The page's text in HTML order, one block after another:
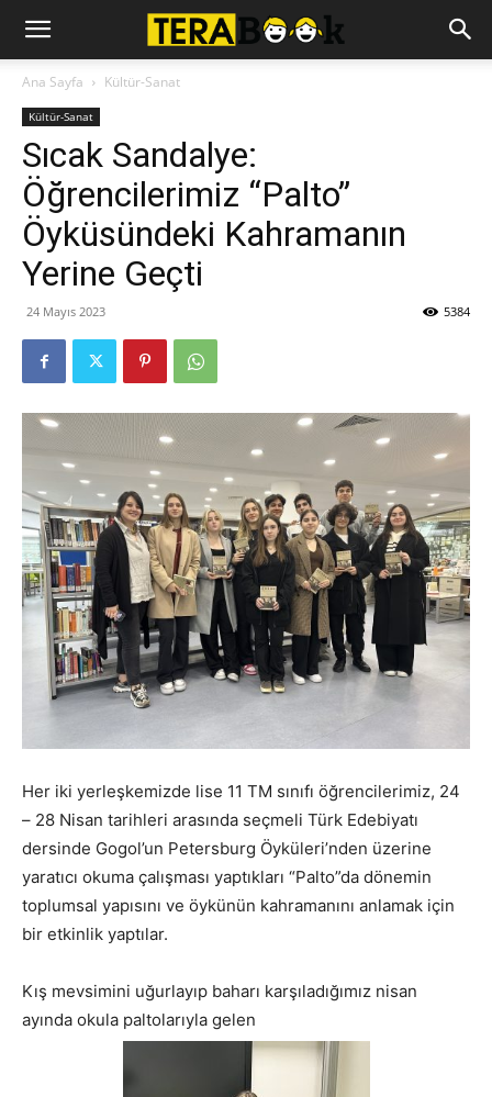
Ana Sayfa Kültür-Sanat
Kültür-Sanat
Sıcak Sandalye:
Öğrencilerimiz “Palto”
Öyküsündeki Kahramanın
Yerine Geçti
24 Mayıs 2023 5384
Her iki yerleşkemizde lise 11 TM sınıfı öğrencilerimiz, 24
– 28 Nisan tarihleri arasında seçmeli Türk Edebiyatı
dersinde Gogol’un Petersburg Öyküleri’nden üzerine
yaratıcı okuma çalışması yaptıkları “Palto”da dönemin
toplumsal yapısını ve öykünün kahramanını anlamak için
bir etkinlik yaptılar.
Kış mevsimini uğurlayıp baharı karşıladığımız nisan
ayında okula paltolarıyla gelen